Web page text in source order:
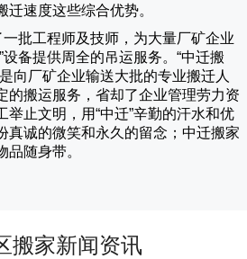
速度这些综合优势。
一批工程师及技师，为大量厂矿企业
设备提供周全的吊运服务。“中迁搬
向厂矿企业输送大批的专业搬迁人
的搬运服务，省却了企业管理劳力资
举止文明，用“中迁”辛勤的汗水和优
真诚的微笑和永久的留念； 中迁搬家
随身带。
搬家新闻资讯